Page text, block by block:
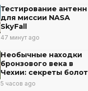
Тестирование антенн
для миссии NASA
SkyFall
47 минут ago
Необычные находки
бронзового века в
Чехии: секреты болот
5 часов ago